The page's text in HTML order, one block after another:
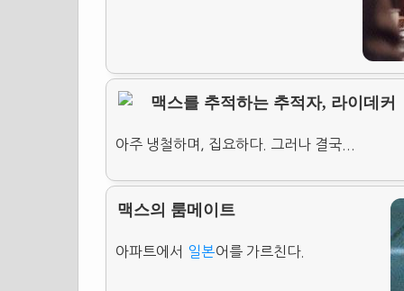
맥스를 추적하는 추적자, 라이데커
아주 냉철하며, 집요하다. 그러나 결국...
맥스의 룸메이트
아파트에서 일본어를 가르친다.